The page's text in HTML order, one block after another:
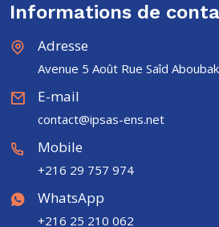
Informations de
Adresse
Avenue 5 Août Rue Saîd
E-mail
contact@ipsas-ens.net
Mobile
+216 29 757 974
WhatsApp
+216 25 210 062